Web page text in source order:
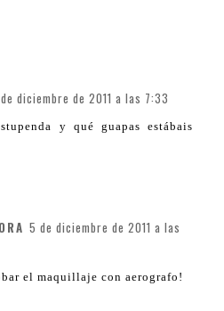
diciembre de 2011 a las 7:33
y qué guapas estábais
5 de diciembre de 2011 a las
el maquillaje con aerografo!